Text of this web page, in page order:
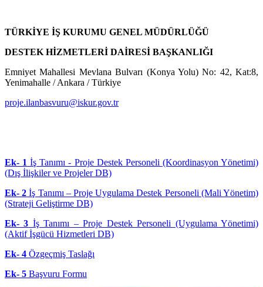
TÜRKİYE İŞ KURUMU GENEL MÜDÜRLÜĞÜ
DESTEK HİZMETLERİ DAİRESİ BAŞKANLIĞI
Emniyet Mahallesi Mevlana Bulvarı (Konya Yolu) No: 42, Kat:8,
Yenimahalle / Ankara / Türkiye
proje.ilanbasvuru@iskur.gov.tr
Ek- 1 İş Tanımı - Proje Destek Personeli (Koordinasyon Yönetimi)
(Dış İlişkiler ve Projeler DB)
Ek- 2 İş Tanımı – Proje Uygulama Destek Personeli (Mali Yönetim)
(Strateji Geliştirme DB)
Ek- 3 İş Tanımı – Proje Destek Personeli (Uygulama Yönetimi)
(Aktif İşgücü Hizmetleri DB)
Ek- 4 Özgeçmiş Taslağı
Ek- 5 Başvuru Formu